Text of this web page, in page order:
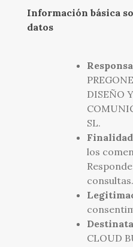
Información básica
datos
DISEÑO Y
SL.
Finalidad
los
consultas.
CLOUD